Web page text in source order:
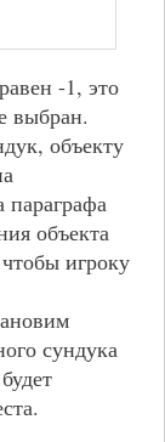
-1, это
выбран.
объекту
объекта
игроку
сундука